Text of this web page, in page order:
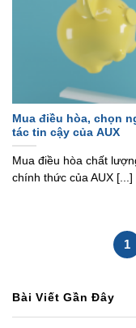
Mua điều hòa, chọn
tác tin cậy của AUX
Mua điều hòa chất
chính thức của AUX [...]
1
Bài Viết Gần Đây